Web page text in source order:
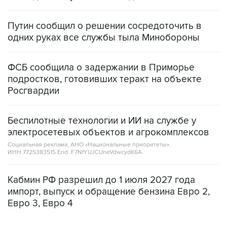
Путин сообщил о решении сосредоточить в
одних руках все службы тыла Минобороны
ФСБ сообщила о задержании в Приморье
подростков, готовивших теракт на объекте
Росгвардии
Беспилотные технологии и ИИ на службе у
электросетевых объектов и агрокомплексов
Социальная реклама, АНО «Национальные приоритеты».
ИНН 7725383515 Erid: F7NfYUJCUneVdwcydK6A
Кабмин РФ разрешил до 1 июля 2027 года
импорт, выпуск и обращение бензина Евро 2,
Евро 3, Евро 4